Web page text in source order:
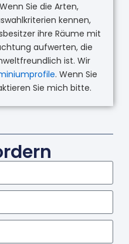
Sie die Arten,
kennen,
ihre Räume mit
aufwerten, die
ist. Wir
. Wenn Sie
Sie mich bitte.